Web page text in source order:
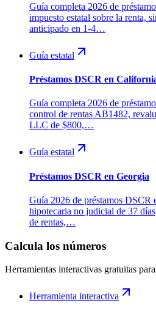
Guía completa 2026 de
impuesto estatal sobre la renta,
anticipado en 1-4…
Guía estatal
Préstamos DSCR en
Guía completa 2026 de
control de rentas AB1482,
LLC de $800,…
Guía estatal
Préstamos DSCR en Georgia
Guía 2026 de préstamos
hipotecaria no judicial de 37
de rentas,…
Calcula los números
Herramientas interactivas gratuitas
Herramienta interactiva